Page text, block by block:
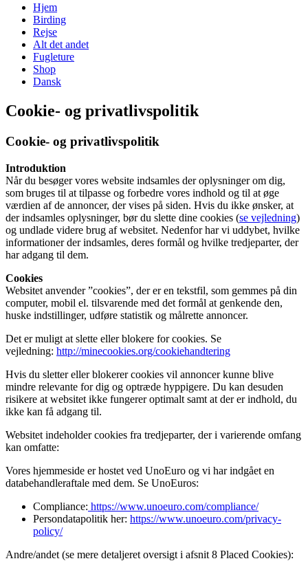
Skip
content
Hjem
Birding
Rejse
Alt det andet
Fugleture
Shop
Dansk
Cookie- og privatlivspolitik
Cookie- og privatlivspolitik
Introduktion
Når du besøger vores website indsamles der oplysninger om dig,
som bruges til at tilpasse og forbedre vores indhold og til at øge
værdien af de annoncer, der vises på siden. Hvis du ikke ønsker, at
der indsamles oplysninger, bør du slette dine cookies (se vejledning)
og undlade videre brug af websitet. Nedenfor har vi uddybet, hvilke
informationer der indsamles, deres formål og hvilke tredjeparter, der
har adgang til dem.
Cookies
Websitet anvender ”cookies”, der er en tekstfil, som gemmes på din
computer, mobil el. tilsvarende med det formål at genkende den,
huske indstillinger, udføre statistik og målrette annoncer.
Det er muligt at slette eller blokere for cookies. Se
vejledning: http://minecookies.org/cookiehandtering
Hvis du sletter eller blokerer cookies vil annoncer kunne blive
mindre relevante for dig og optræde hyppigere. Du kan desuden
risikere at websitet ikke fungerer optimalt samt at der er indhold, du
ikke kan få adgang til.
Websitet indeholder cookies fra tredjeparter, der i varierende omfang
kan omfatte:
Vores hjemmeside er hostet ved UnoEuro og vi har indgået en
databehandleraftale med dem. Se UnoEuros:
Compliance: https://www.unoeuro.com/compliance/
Persondatapolitik her: https://www.unoeuro.com/privacy-
policy/
Andre/andet (se mere detaljeret oversigt i afsnit 8 Placed Cookies):